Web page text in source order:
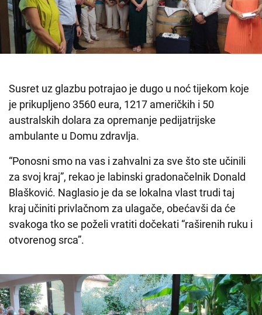
Susret uz glazbu potrajao je dugo u noć tijekom koje
je prikupljeno 3560 eura, 1217 američkih i 50
australskih dolara za opremanje pedijatrijske
ambulante u Domu zdravlja.
“Ponosni smo na vas i zahvalni za sve što ste učinili
za svoj kraj”, rekao je labinski gradonačelnik Donald
Blašković. Naglasio je da se lokalna vlast trudi taj
kraj učiniti privlačnom za ulagače, obećavši da će
svakoga tko se poželi vratiti dočekati “raširenih ruku i
otvorenog srca”.